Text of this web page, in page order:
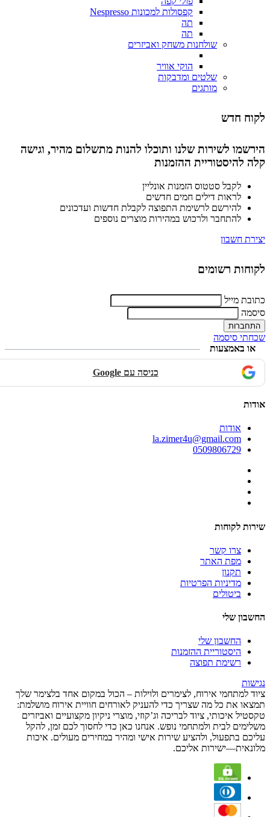
קפסולות למכונות Nespresso
תה
תה
שולחנות משחק ואביזרים
הוקי אוויר
שלטים ומדבקות
מותגים
לקוח חדש
הירשמו לשירות שלנו ותוכלו להנות מתשלום מהיר, וגישה
קלה להיסטוריית ההזמנות
לקבל סטטוס הזמנות אונליין
לראות דילים חמים חדשים
להירשם לרשימת התפוצה לקבלת חדשות ועדכונים
להתחבר ולרכוש במהירות מוצרים נוספים
יצירת חשבון
לקוחות רשומים
כתובת מייל
סיסמה
שכחתי סיסמה
או באמצעות
כניסה עם Google
אודות
אודות
la.zimer4u@gmail.com
0509806729
שירות לקוחות
צרו קשר
מפת האתר
תקנון
מדיניות הפרטיות
ביטולים
החשבון שלי
החשבון שלי
היסטוריית ההזמנות
רשימת תפוצה
נגישות
ציוד למתחמי אירוח, לצימרים ולוילות – הכול במקום אחד בלצימר שלך
תמצאו את כל מה שצריך כדי להעניק לאורחים חוויית אירוח מושלמת:
טקסטיל איכותי, ציוד לבריכה וג’קוזי, מוצרי ניקיון מקצועיים ואביזרים
משלימים לבית ולמתחמי נופש. אנחנו כאן כדי לחסוך לכם זמן, להקל
עליכם בתפעול, ולהציע שירות אישי ומהיר במחירים מעולים. איכות
מלונאית—ישירות אליכם.